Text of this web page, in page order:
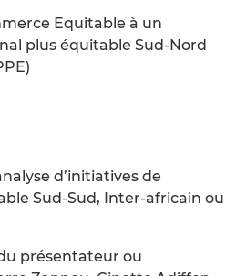
Equitable à un
plus équitable Sud-Nord
d’initiatives de
Sud-Sud, Inter-africain ou
présentateur ou